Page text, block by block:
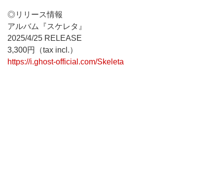
◎リリース情報
アルバム『スケレタ』
2025/4/25 RELEASE
3,300円（tax incl.）
https://i.ghost-official.com/Skeleta